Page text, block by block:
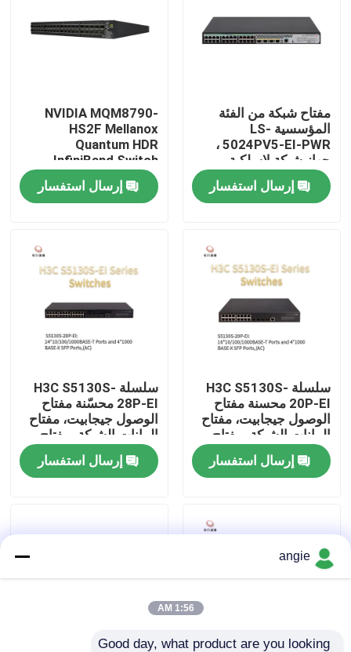
المنزل
جولة في المصنع
مراقبة الجودة
اتصل بنا
خادم تخزين الرف
مفتاح شبكة من الفئة
المؤسسية LS-
5024PV5-EI-PWR ،
جهاز شبكة لاسلكية ،
مفتاح وصول من الطبقة
الثانية إرسال استفسار
NVIDIA MQM8790-
HS2F Mellanox
Quantum HDR
InfiniBand Switch
200G الإدارة 40G الذكية
إرسال استفسار
سلسلة H3C S5130S-
20P-EI محسنة مفتاح
الوصول جيجابيت، مفتاح
البيانات الشبكة، مفتاح
الشبكة الذكية
إرسال استفسار
سلسلة H3C S5130S-
28P-EI محسّنة مفتاح
الوصول جيجابيت، مفتاح
البيانات الشبكة، مفتاح
الشبكة الذكية
إرسال استفسار
angie
1:56 AM
Good day, what product are you looking